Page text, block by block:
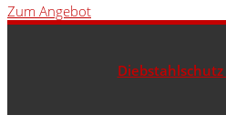
Zum Angebot
Diebstahlschutz